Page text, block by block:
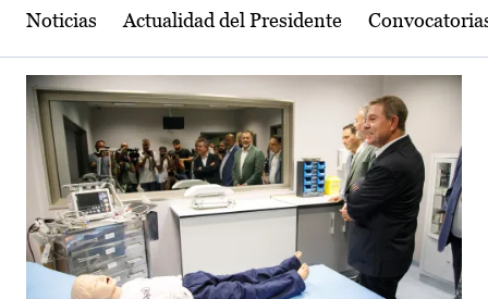
Noticias Actualidad del Presidente